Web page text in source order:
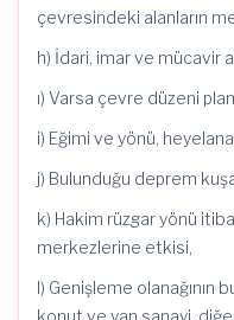
çevresindeki alanların
h) İdari, imar ve mücavir
ı) Varsa çevre düzeni
i) Eğimi ve yönü,
j) Bulunduğu deprem
k) Hakim rüzgar yönü
merkezlerine etkisi,
l) Genişleme olanağının
konut ve yan sanayi,